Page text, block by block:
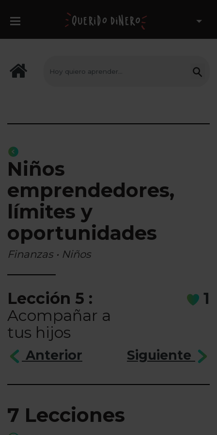
Niños
emprendedores,
límites y
oportunidades
Finanzas • Niños
Lección 5 :
Acompañar a
tus hijos
1
Anterior Siguiente
7 Lecciones